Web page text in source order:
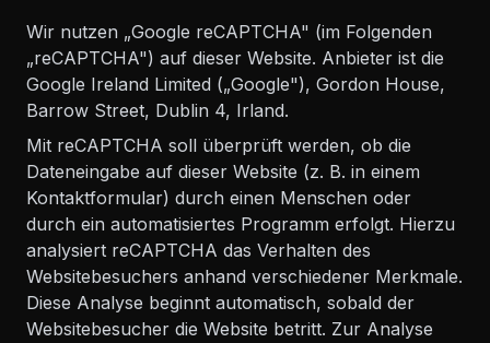
Wir nutzen „Google reCAPTCHA" (im Folgenden
„reCAPTCHA") auf dieser Website. Anbieter ist die
Google Ireland Limited („Google"), Gordon House,
Barrow Street, Dublin 4, Irland.
Mit reCAPTCHA soll überprüft werden, ob die
Dateneingabe auf dieser Website (z. B. in einem
Kontaktformular) durch einen Menschen oder
durch ein automatisiertes Programm erfolgt. Hierzu
analysiert reCAPTCHA das Verhalten des
Websitebesuchers anhand verschiedener Merkmale.
Diese Analyse beginnt automatisch, sobald der
Websitebesucher die Website betritt. Zur Analyse